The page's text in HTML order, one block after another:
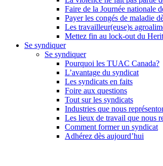
Faire de la Journée nationale
Payer les congés de maladie
Les travailleur(euse)s
Mettez fin au lock-out du
Se syndiquer
Se syndiquer
Pourquoi les TUAC Canada?
L’avantage du syndicat
Les syndicats en faits
Foire aux questions
Tout sur les syndicats
Industries que nous
Les lieux de travail que nous
Comment former un syndicat
Adhérez dès aujourd’hui